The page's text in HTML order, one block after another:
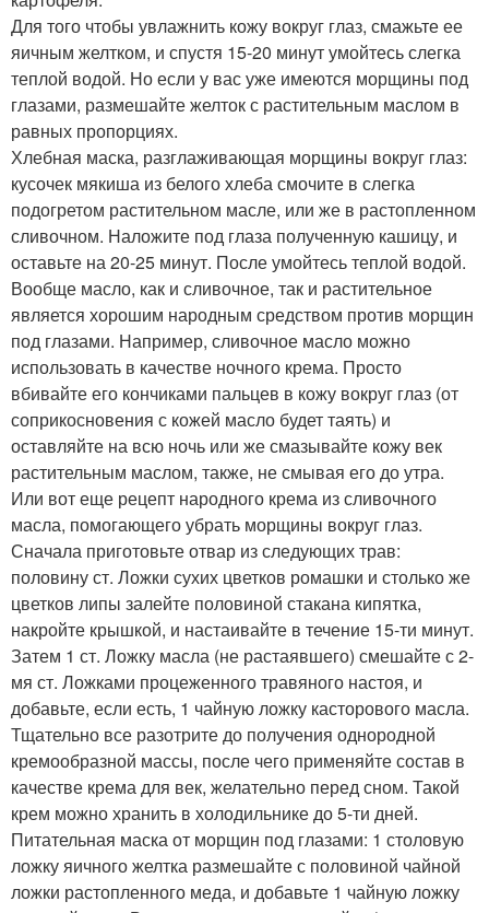
Для того чтобы увлажнить кожу вокруг глаз, смажьте ее
яичным желтком, и спустя 15-20 минут умойтесь слегка
теплой водой. Но если у вас уже имеются морщины под
глазами, размешайте желток с растительным маслом в
равных пропорциях.
Хлебная маска, разглаживающая морщины вокруг глаз:
кусочек мякиша из белого хлеба смочите в слегка
подогретом растительном масле, или же в растопленном
сливочном. Наложите под глаза полученную кашицу, и
оставьте на 20-25 минут. После умойтесь теплой водой.
Вообще масло, как и сливочное, так и растительное
является хорошим народным средством против морщин
под глазами. Например, сливочное масло можно
использовать в качестве ночного крема. Просто
вбивайте его кончиками пальцев в кожу вокруг глаз (от
соприкосновения с кожей масло будет таять) и
оставляйте на всю ночь или же смазывайте кожу век
растительным маслом, также, не смывая его до утра.
Или вот еще рецепт народного крема из сливочного
масла, помогающего убрать морщины вокруг глаз.
Сначала приготовьте отвар из следующих трав:
половину ст. Ложки сухих цветков ромашки и столько же
цветков липы залейте половиной стакана кипятка,
накройте крышкой, и настаивайте в течение 15-ти минут.
Затем 1 ст. Ложку масла (не растаявшего) смешайте с 2-
мя ст. Ложками процеженного травяного настоя, и
добавьте, если есть, 1 чайную ложку касторового масла.
Тщательно все разотрите до получения однородной
кремообразной массы, после чего применяйте состав в
качестве крема для век, желательно перед сном. Такой
крем можно хранить в холодильнике до 5-ти дней.
Питательная маска от морщин под глазами: 1 столовую
ложку яичного желтка размешайте с половиной чайной
ложки растопленного меда, и добавьте 1 чайную ложку